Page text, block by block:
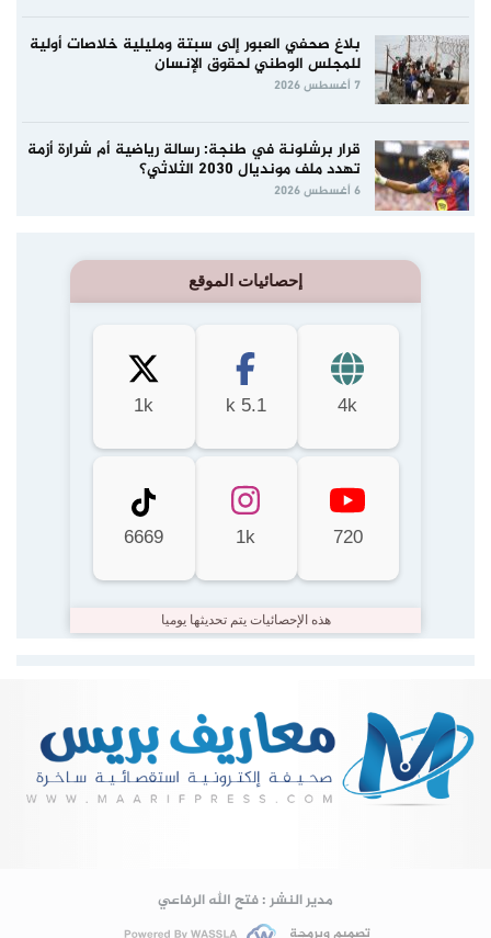
بلاغ صحفي العبور إلى سبتة ومليلية خلاصات أولية
للمجلس الوطني لحقوق الإنسان
7 أغسطس 2026
قرار برشلونة في طنجة: رسالة رياضية أم شرارة أزمة
تهدد ملف مونديال 2030 الثلاثي؟
6 أغسطس 2026
إحصائيات الموقع
4k
5.1 k
1k
720
1k
6669
هذه الإحصائيات يتم تحديثها يوميا
مدير النشر : فتح الله الرفاعي